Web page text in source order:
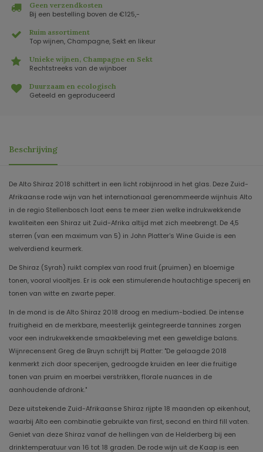
Geen verzendkosten
Bij een bestelling boven de €125,-
Ruim assortiment
Top wijnen, Champagne, Sekt en likeur
Unieke wijnen, Champagne en Sekt
Rechtstreeks van de wijnboer
Duurzaam en ecologisch
Geteeld en geproduceerd
Beschrijving
De Alto Shiraz 2018 schittert in een licht robijnrood in het glas. Deze Zuid-
Afrikaanse rode wijn van het internationaal gerenommeerde wijnhuis Alto
in de regio Stellenbosch laat eens te meer zien welke indrukwekkende
kwaliteiten een Shiraz uit Zuid-Afrika altijd met zich meebrengt. De 4,5
sterren (van een maximum van 5) in John Platter's Wine Guide is een
welverdiend keurmerk.
De Shiraz (Syrah) ruikt complex van rood fruit (pruimen) en bloemige
tonen, vooral viooltjes. Er is ook een stimulerende houtachtige specerij en
tonen van witte en zwarte peper.
In de mond is de Alto Shiraz 2018 droog en medium-bodied. De intense
fruitigheid en de merkbare, meesterlijk geïntegreerde tannines zorgen
voor een indrukwekkende smaakbeleving met een geweldige balans.
Wijnrecensent Greg de Bruyn schrijft bij Platter: "De gelaagde 2018
kenmerkt zich door specerijen, gedroogde kruiden en leer die fruitige
tonen van pruim en moerbei verstrikken, florale nuances in de
aanhoudende afdronk."
Deze uitstekende Zuid-Afrikaanse Shiraz rijpte 18 maanden op eikenhout,
waarbij Alto een combinatie gebruikte van first, second en third fill vaten.
Geniet van deze Shiraz vanaf de hellingen van de Helderberg bij een
drinktemperatuur van 16 tot 18 graden. De rode wijn uit de Kaap is een